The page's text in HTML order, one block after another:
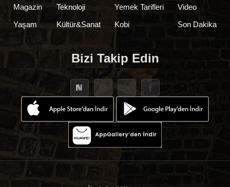
Magazin
Yaşam
Teknoloji
Kültür&Sanat
Yemek Tarifleri
Kobi
Video
Son Dakika
Bizi Takip Edin